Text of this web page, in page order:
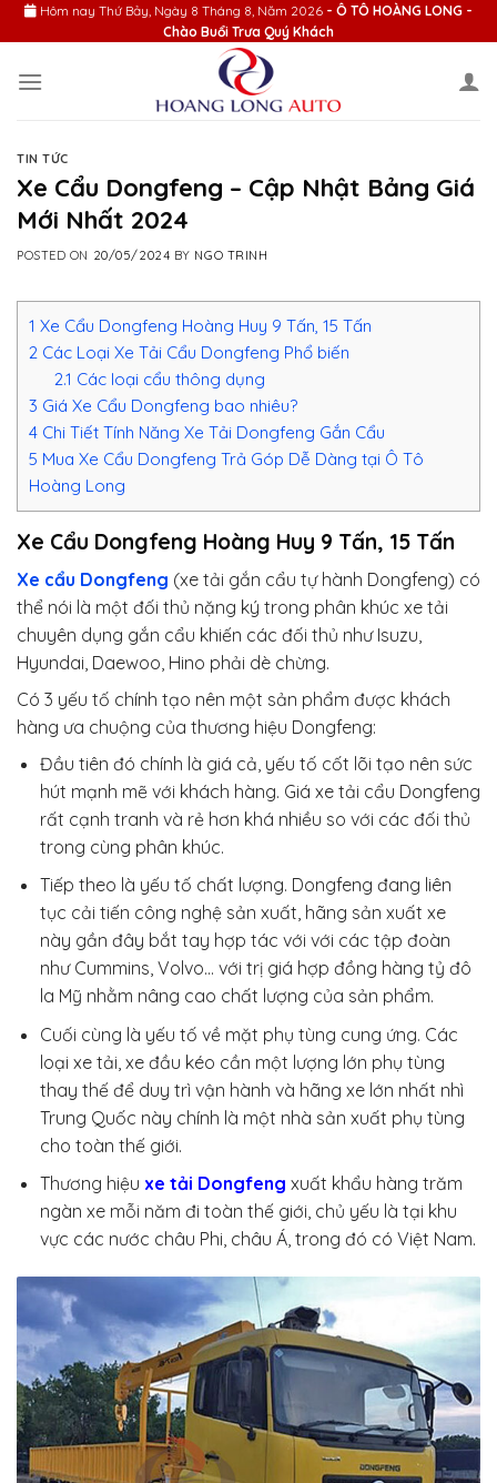
Skip
to
Hôm nay Thứ Bảy, Ngày 8 Tháng 8, Năm 2026 - Ô TÔ HOÀNG LONG -
Chào Buổi Trưa Quý Khách
TIN TỨC
Xe Cẩu Dongfeng – Cập Nhật Bảng Giá
Mới Nhất 2024
POSTED ON 20/05/2024 BY NGO TRINH
1 Xe Cẩu Dongfeng Hoàng Huy 9 Tấn, 15 Tấn
2 Các Loại Xe Tải Cẩu Dongfeng Phổ biến
2.1 Các loại cẩu thông dụng
3 Giá Xe Cẩu Dongfeng bao nhiêu?
4 Chi Tiết Tính Năng Xe Tải Dongfeng Gắn Cẩu
5 Mua Xe Cẩu Dongfeng Trả Góp Dễ Dàng tại Ô Tô
Hoàng Long
Xe Cẩu Dongfeng Hoàng Huy 9 Tấn, 15 Tấn
Xe cẩu Dongfeng (xe tải gắn cẩu tự hành Dongfeng) có
thể nói là một đối thủ nặng ký trong phân khúc xe tải
chuyên dụng gắn cẩu khiến các đối thủ như Isuzu,
Hyundai, Daewoo, Hino phải dè chừng.
Có 3 yếu tố chính tạo nên một sản phẩm được khách
hàng ưa chuộng của thương hiệu Dongfeng:
Đầu tiên đó chính là giá cả, yếu tố cốt lõi tạo nên sức
hút mạnh mẽ với khách hàng. Giá xe tải cẩu Dongfeng
rất cạnh tranh và rẻ hơn khá nhiều so với các đối thủ
trong cùng phân khúc.
Tiếp theo là yếu tố chất lượng. Dongfeng đang liên
tục cải tiến công nghệ sản xuất, hãng sản xuất xe
này gần đây bắt tay hợp tác với với các tập đoàn
như Cummins, Volvo… với trị giá hợp đồng hàng tỷ đô
la Mỹ nhằm nâng cao chất lượng của sản phẩm.
Cuối cùng là yếu tố về mặt phụ tùng cung ứng. Các
loại xe tải, xe đầu kéo cần một lượng lớn phụ tùng
thay thế để duy trì vận hành và hãng xe lớn nhất nhì
Trung Quốc này chính là một nhà sản xuất phụ tùng
cho toàn thế giới.
Thương hiệu xe tải Dongfeng xuất khẩu hàng trăm
ngàn xe mỗi năm đi toàn thế giới, chủ yếu là tại khu
vực các nước châu Phi, châu Á, trong đó có Việt Nam.